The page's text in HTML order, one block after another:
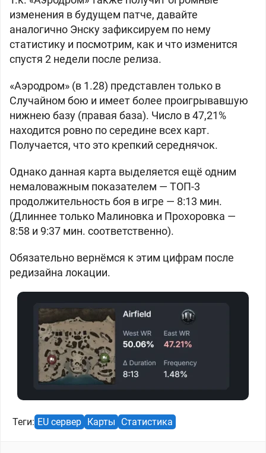
изменения в будущем патче, давайте
аналогично Энску зафиксируем по нему
статистику и посмотрим, как и что изменится
спустя 2 недели после релиза.
«Аэродром» (в 1.28) представлен только в
Случайном бою и имеет более проигрывавшую
нижнею базу (правая база). Число в 47,21%
находится ровно по середине всех карт.
Получается, что это крепкий середнячок.
Однако данная карта выделяется ещё одним
немаловажным показателем — ТОП-3
продолжительность боя в игре — 8:13 мин.
(Длиннее только Малиновка и Прохоровка —
8:58 и 9:37 мин. соответственно).
Обязательно вернёмся к этим цифрам после
редизайна локации.
Теги: EU сервер Карты Статистика